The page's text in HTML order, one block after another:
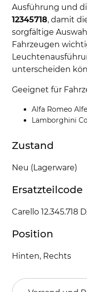
Ausführung und
12345718, damit
sorgfältige
Fahrzeugen
unterscheiden
Geeignet für
Alfa Romeo
Lamborghini
Zustand
Neu (Lagerware)
Ersatzteilcode
Carello 12.345.718
Position
Hinten, Rechts